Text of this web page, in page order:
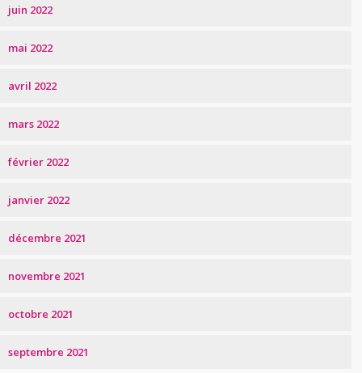
juin 2022
mai 2022
avril 2022
mars 2022
février 2022
janvier 2022
décembre 2021
novembre 2021
octobre 2021
septembre 2021